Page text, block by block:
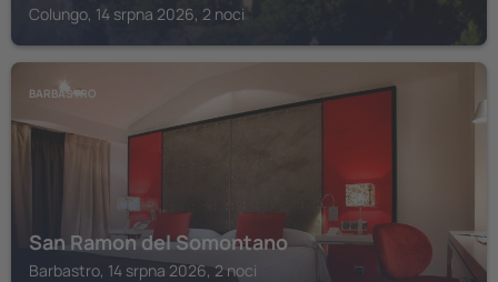
Colungo, 14 srpna 2026, 2 noci
BARBASTRO
San Ramon del Somontano
Barbastro, 14 srpna 2026, 2 noci